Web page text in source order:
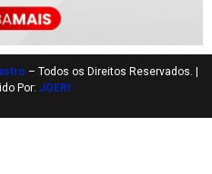
– Todos os Direitos Reservados. |
Por: JOERI